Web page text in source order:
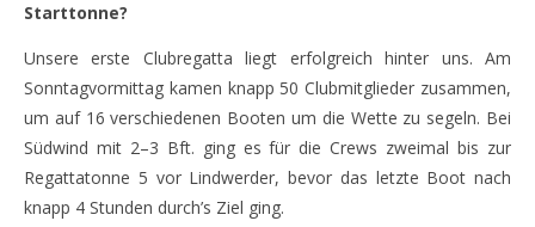
Starttonne?
Unsere erste Clubregatta liegt erfolgreich hinter uns. Am
Sonntagvormittag kamen knapp 50 Clubmitglieder zusammen,
um auf 16 verschiedenen Booten um die Wette zu segeln. Bei
Südwind mit 2–3 Bft. ging es für die Crews zweimal bis zur
Regattatonne 5 vor Lindwerder, bevor das letzte Boot nach
knapp 4 Stunden durch’s Ziel ging.